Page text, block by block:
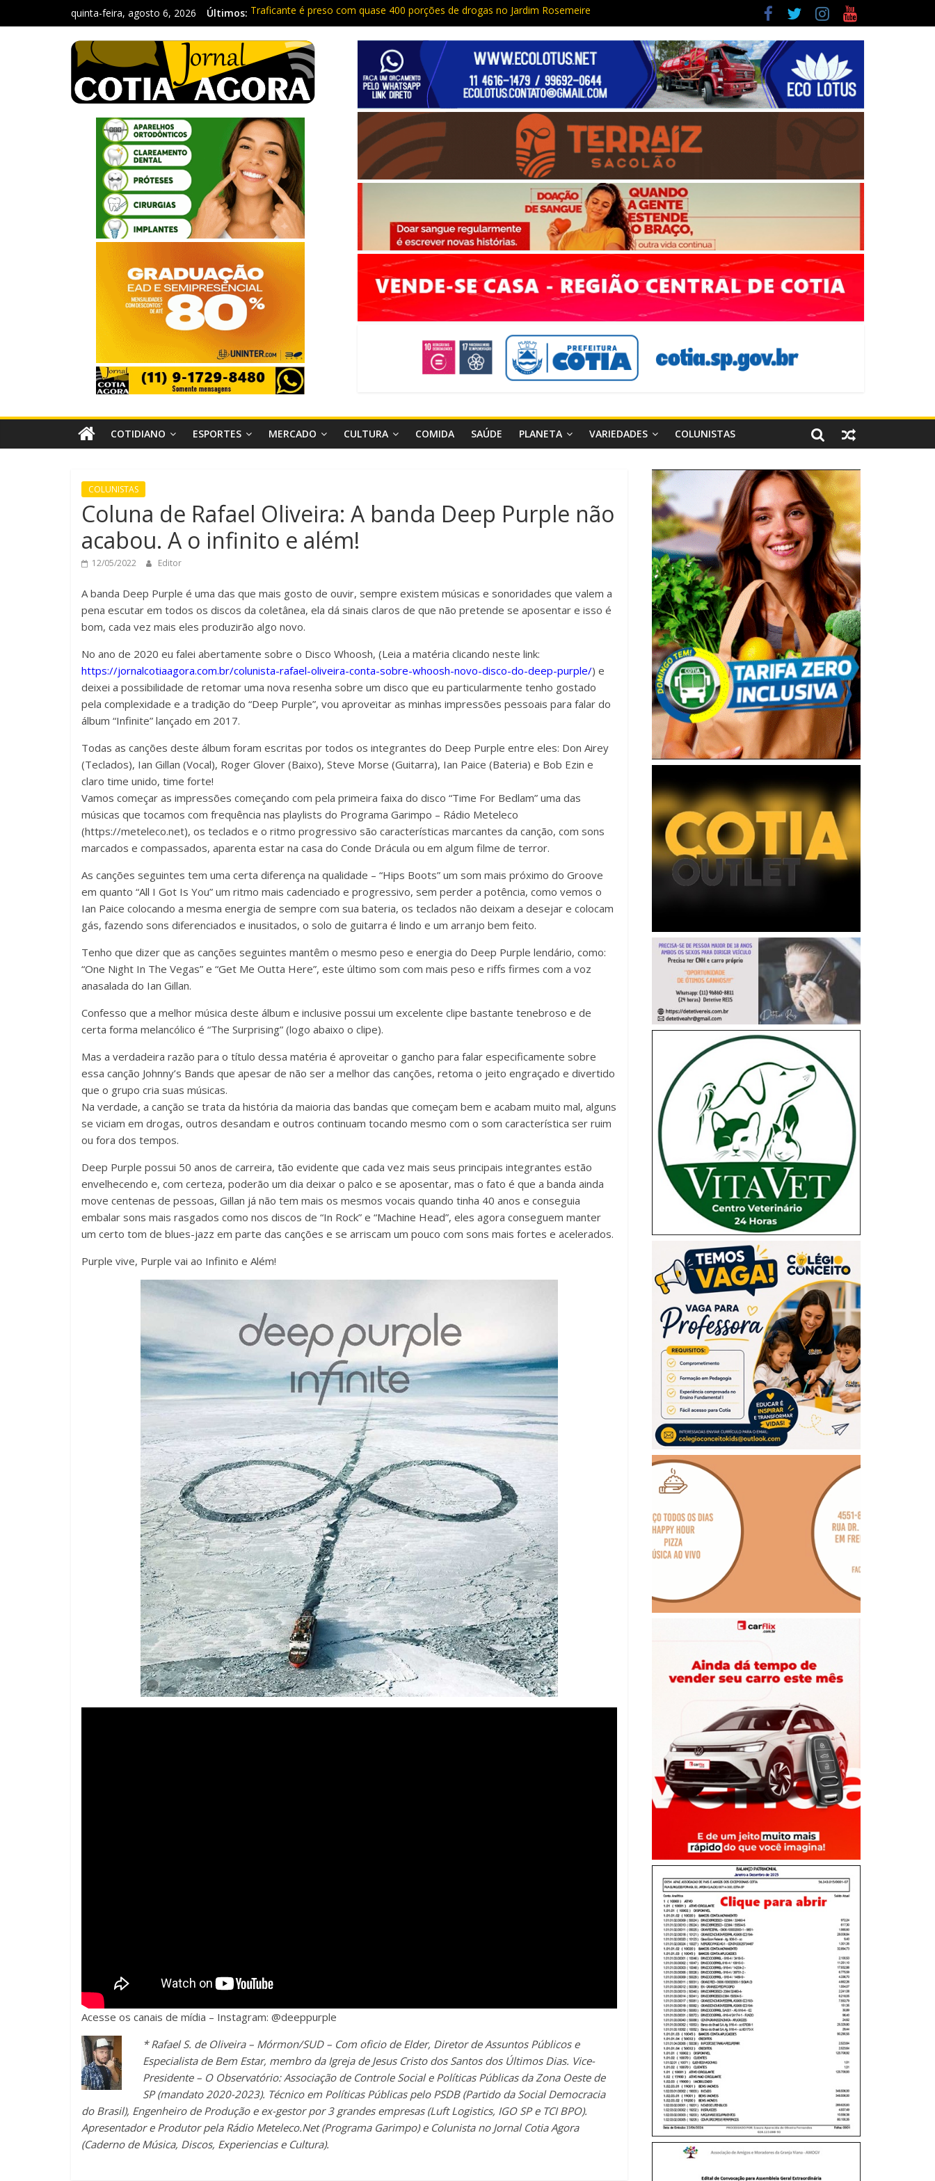
quinta-feira, agosto 6, 2026 Últimos: Traficante é preso com quase 400 porções de drogas no Jardim Rosemeire
Radares de Cotia vão passar por manutenção e vias serão interditadas
PM prende homem com grande quantidade de entorpecentes em Itapevi
Homem é detido por porte de arma em Embu das Artes
Carretas da Capacitação trazem cursos gratuitos para Cotia e Vargem Grande
COTIDIANO ESPORTES MERCADO CULTURA COMIDA SAÚDE PLANETA VARIEDADES COLUNISTAS
COLUNISTAS
Coluna de Rafael Oliveira: A banda Deep Purple não
acabou. A o infinito e além!
12/05/2022 Editor
A banda Deep Purple é uma das que mais gosto de ouvir, sempre existem músicas e sonoridades que valem a
pena escutar em todos os discos da coletânea, ela dá sinais claros de que não pretende se aposentar e isso é
bom, cada vez mais eles produzirão algo novo.
No ano de 2020 eu falei abertamente sobre o Disco Whoosh, (Leia a matéria clicando neste link:
https://jornalcotiaagora.com.br/colunista-rafael-oliveira-conta-sobre-whoosh-novo-disco-do-deep-purple/) e
deixei a possibilidade de retomar uma nova resenha sobre um disco que eu particularmente tenho gostado
pela complexidade e a tradição do “Deep Purple”, vou aproveitar as minhas impressões pessoais para falar do
álbum “Infinite” lançado em 2017.
Todas as canções deste álbum foram escritas por todos os integrantes do Deep Purple entre eles: Don Airey
(Teclados), Ian Gillan (Vocal), Roger Glover (Baixo), Steve Morse (Guitarra), Ian Paice (Bateria) e Bob Ezin e
claro time unido, time forte!
Vamos começar as impressões começando com pela primeira faixa do disco “Time For Bedlam” uma das
músicas que tocamos com frequência nas playlists do Programa Garimpo – Rádio Meteleco
(https://meteleco.net), os teclados e o ritmo progressivo são características marcantes da canção, com sons
marcados e compassados, aparenta estar na casa do Conde Drácula ou em algum filme de terror.
As canções seguintes tem uma certa diferença na qualidade – “Hips Boots” um som mais próximo do Groove
em quanto “All I Got Is You” um ritmo mais cadenciado e progressivo, sem perder a potência, como vemos o
Ian Paice colocando a mesma energia de sempre com sua bateria, os teclados não deixam a desejar e colocam
gás, fazendo sons diferenciados e inusitados, o solo de guitarra é lindo e um arranjo bem feito.
Tenho que dizer que as canções seguintes mantêm o mesmo peso e energia do Deep Purple lendário, como:
“One Night In The Vegas” e “Get Me Outta Here”, este último som com mais peso e riffs firmes com a voz
anasalada do Ian Gillan.
Confesso que a melhor música deste álbum e inclusive possui um excelente clipe bastante tenebroso e de
certa forma melancólico é “The Surprising” (logo abaixo o clipe).
Mas a verdadeira razão para o título dessa matéria é aproveitar o gancho para falar especificamente sobre
essa canção Johnny’s Bands que apesar de não ser a melhor das canções, retoma o jeito engraçado e divertido
que o grupo cria suas músicas.
Na verdade, a canção se trata da história da maioria das bandas que começam bem e acabam muito mal, alguns
se viciam em drogas, outros desandam e outros continuam tocando mesmo com o som característica ser ruim
ou fora dos tempos.
Deep Purple possui 50 anos de carreira, tão evidente que cada vez mais seus principais integrantes estão
envelhecendo e, com certeza, poderão um dia deixar o palco e se aposentar, mas o fato é que a banda ainda
move centenas de pessoas, Gillan já não tem mais os mesmos vocais quando tinha 40 anos e conseguia
embalar sons mais rasgados como nos discos de “In Rock” e “Machine Head”, eles agora conseguem manter
um certo tom de blues-jazz em parte das canções e se arriscam um pouco com sons mais fortes e acelerados.
Purple vive, Purple vai ao Infinito e Além!
Acesse os canais de mídia – Instagram: @deeppurple
* Rafael S. de Oliveira – Mórmon/SUD – Com oficio de Elder, Diretor de Assuntos Públicos e
Especialista de Bem Estar, membro da Igreja de Jesus Cristo dos Santos dos Últimos Dias. Vice-
Presidente – O Observatório: Associação de Controle Social e Políticas Públicas da Zona Oeste de
SP (mandato 2020-2023). Técnico em Políticas Públicas pelo PSDB (Partido da Social Democracia
do Brasil), Engenheiro de Produção e ex-gestor por 3 grandes empresas (Luft Logistics, IGO SP e TCI BPO).
Apresentador e Produtor pela Rádio Meteleco.Net (Programa Garimpo) e Colunista no Jornal Cotia Agora
(Caderno de Música, Discos, Experiencias e Cultura).